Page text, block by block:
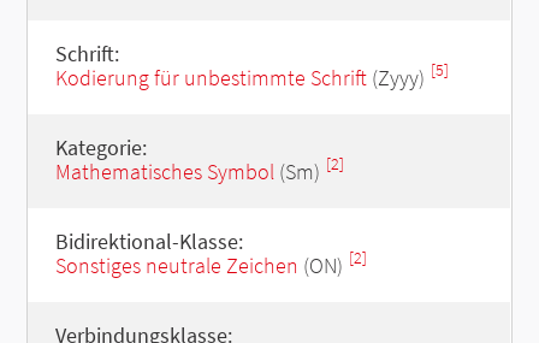
Schrift:
Kodierung für unbestimmte Schrift(Zyyy) [5]
Kategorie:
Mathematisches Symbol(Sm) [2]
Bidirektional-Klasse:
Sonstiges neutrale Zeichen (ON) [2]
Verbindungsklasse: